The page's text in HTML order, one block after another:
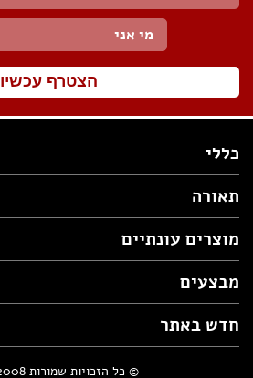
מי אני
הצטרף עכשיו
כללי
תאורה
מוצרים עונתיים
מבצעים
חדש באתר
© כל הזכויות שמורות Adira-2008